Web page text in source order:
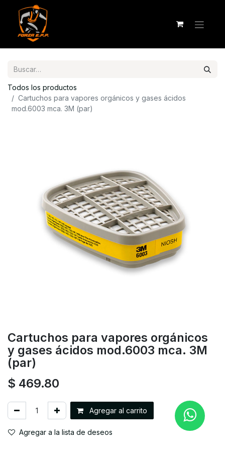
Todos los productos
Cartuchos para vapores orgánicos y gases ácidos
mod.6003 mca. 3M (par)
Cartuchos para vapores orgánicos
y gases ácidos mod.6003 mca. 3M
(par)
$ 469.80
Agregar al carrito
Agregar a la lista de deseos